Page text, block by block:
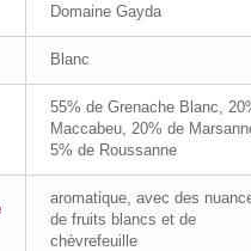
Domaine Gayda
Blanc
55% de Grenache Blanc,
Maccabeu, 20% de
5% de Roussanne
aromatique, avec des
de fruits blancs et de
chèvrefeuille